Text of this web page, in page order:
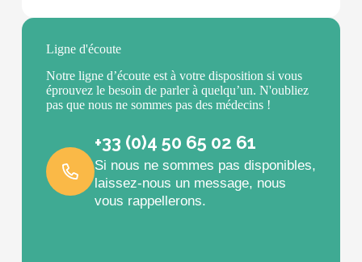
Ligne d'écoute
Notre ligne d’écoute est à votre disposition si vous
éprouvez le besoin de parler à quelqu’un. N'oubliez
pas que nous ne sommes pas des médecins !
+33 (0)4 50 65 02 61
Si nous ne sommes pas disponibles,
laissez-nous un message, nous
vous rappellerons.